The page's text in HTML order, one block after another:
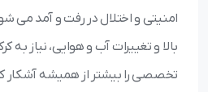
امنیتی و اختلال در رفت و آمد می
بالا و تغییرات آب و هوایی، نیاز
تخصصی را بیشتر از همیشه آشکار